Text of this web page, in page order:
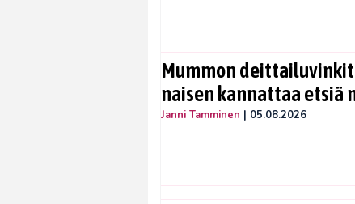
Mummon
naisen kannattaa etsiä
Janni Tamminen | 05.08.2026